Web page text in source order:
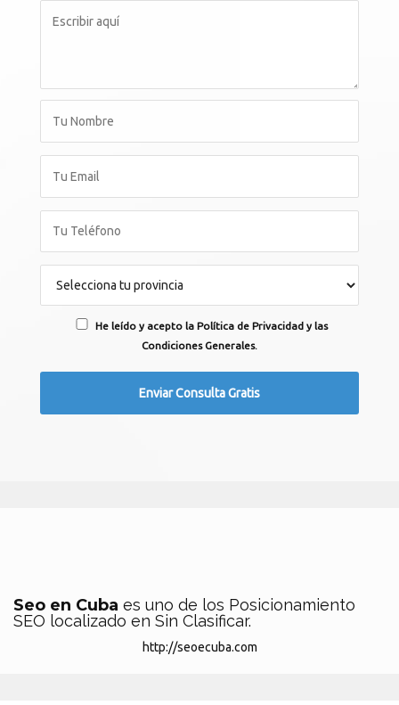
He leído y acepto la Política de Privacidad y las
Condiciones Generales.
Seo en Cuba es uno de los Posicionamiento
SEO localizado en Sin Clasificar.
http://seoecuba.com